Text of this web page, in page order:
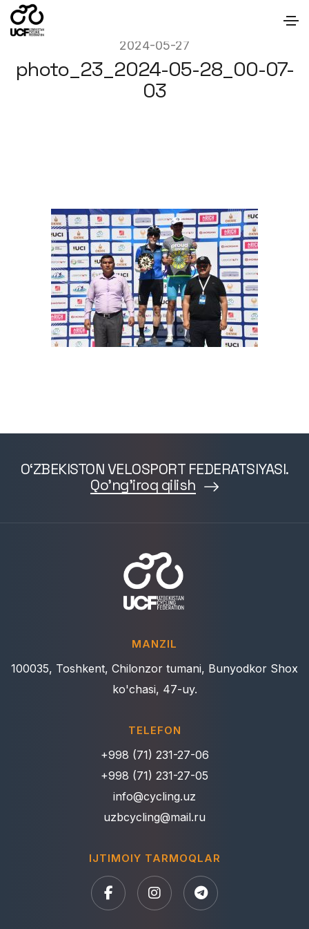
2024-05-27
photo_23_2024-05-28_00-07-
03
O‘ZBEKISTON VELOSPORT FEDERATSIYASI.
Qo'ng'iroq qilish
MANZIL
100035, Toshkent, Chilonzor tumani, Bunyodkor Shox
ko'chasi, 47-uy.
TELEFON
+998 (71) 231-27-06
+998 (71) 231-27-05
info@cycling.uz
uzbcycling@mail.ru
IJTIMOIY TARMOQLAR